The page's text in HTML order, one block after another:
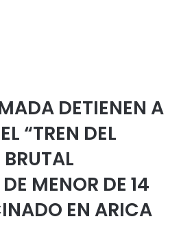
DETIENEN A
“TREN DEL
MENOR DE 14
EN ARICA